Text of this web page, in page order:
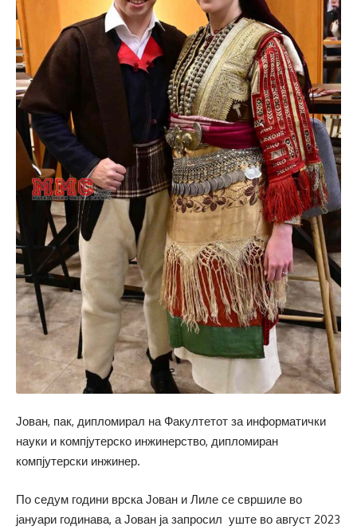
Јован, пак, дипломирал на Факултетот за информатички
науки и компјутерско инжинерство, дипломиран
компјутерски инжинер.
По седум години врска Јован и Лиле се свршиле во
јануари годинава, а Јован ја запросил уште во август 2023